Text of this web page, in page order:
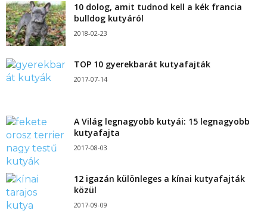
10 dolog, amit tudnod kell a kék francia
bulldog kutyáról
2018-02-23
TOP 10 gyerekbarát kutyafajták
2017-07-14
A Világ legnagyobb kutyái: 15 legnagyobb
kutyafajta
2017-08-03
12 igazán különleges a kínai kutyafajták
közül
2017-09-09